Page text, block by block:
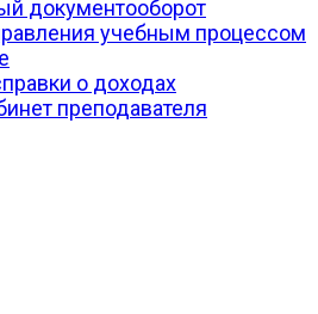
документооборот
учебным процессом
о доходах
преподавателя